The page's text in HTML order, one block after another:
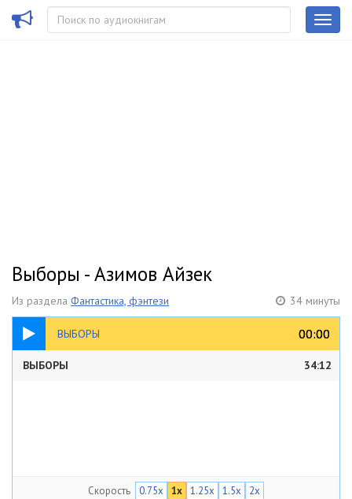
Выборы - Азимов Айзек
Из раздела Фантастика, фэнтези 34 минуты
ВЫБОРЫ 00:00
00:00
34:12
ВЫБОРЫ 34:12
Скорость 0.75x 1x 1.25x 1.5x 2x